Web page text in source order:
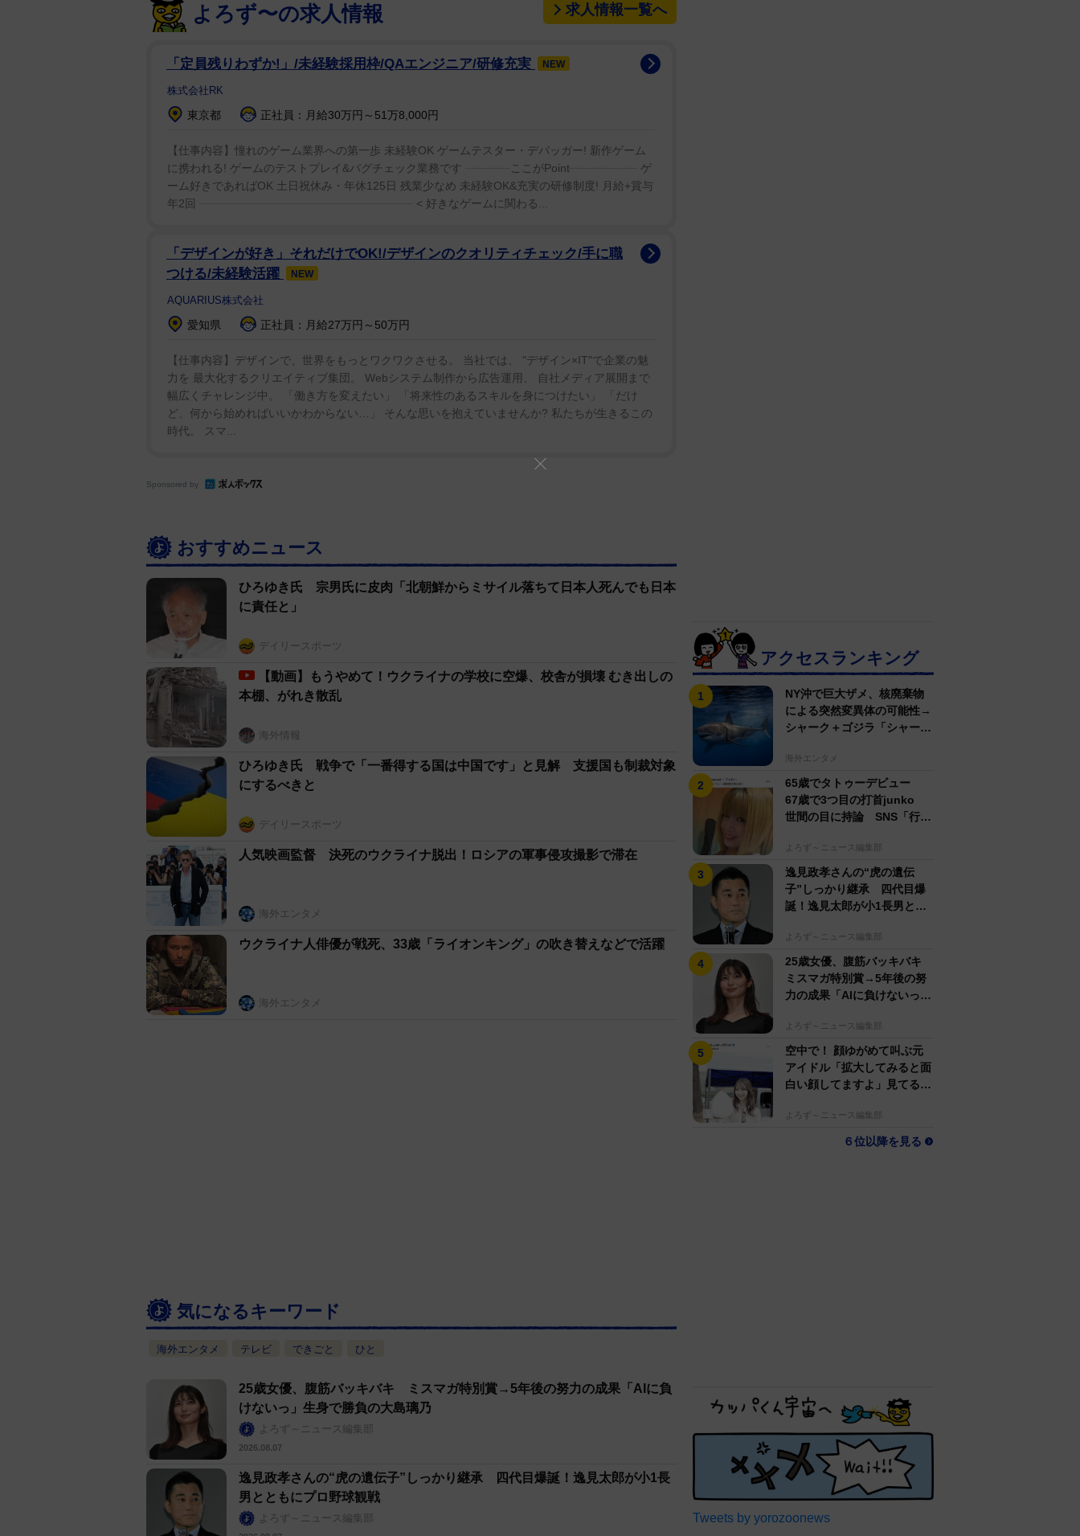
よろず〜の求人情報 求人情報一覧へ
「定員残りわずか!」/未経験採用枠/QAエンジニア/研修充実 NEW
株式会社RK
東京都 正社員：月給30万円～51万8,000円
【仕事内容】憧れのゲーム業界への第一歩 未経験OK ゲームテスター・デバッガー! 新作ゲーム
に携われる! ゲームのテストプレイ&バグチェック業務です ┈┈┈┈ここがPoint┈┈┈┈┈┈ ゲ
ーム好きであればOK 土日祝休み・年休125日 残業少なめ 未経験OK&充実の研修制度! 月給+賞与
年2回 ┈┈┈┈┈┈┈┈┈┈┈┈┈┈┈┈┈┈┈ < 好きなゲームに関わる...
「デザインが好き」それだけでOK!/デザインのクオリティチェック/手に職
つける/未経験活躍
NEW
AQUARIUS株式会社
愛知県 正社員：月給27万円～50万円
【仕事内容】デザインで、世界をもっとワクワクさせる。 当社では、 "デザイン×IT"で企業の魅
力を 最大化するクリエイティブ集団。 Webシステム制作から広告運用、 自社メディア展開まで
幅広くチャレンジ中。 「働き方を変えたい」 「将来性のあるスキルを身につけたい」 「だけ
ど、何から始めればいいかわからない…」 そんな思いを抱えていませんか? 私たちが生きるこの
時代。 スマ...
Sponsored by
おすすめニュース
ひろゆき氏 宗男氏に皮肉「北朝鮮からミサイル落ちて日本人死んでも日本
に責任と」
デイリースポーツ
【動画】もうやめて！ウクライナの学校に空爆、校舎が損壊 むき出しの
本棚、がれき散乱
海外情報
ひろゆき氏 戦争で「一番得する国は中国です」と見解 支援国も制裁対象
にするべきと
デイリースポーツ
人気映画監督 決死のウクライナ脱出！ロシアの軍事侵攻撮影で滞在
海外エンタメ
ウクライナ人俳優が戦死、33歳「ライオンキング」の吹き替えなどで活躍
海外エンタメ
気になるキーワード
海外エンタメ テレビ できごと ひと
25歳女優、腹筋バッキバキ ミスマガ特別賞→5年後の努力の成果「AIに負
けないっ」生身で勝負の大島璃乃
よろず～ニュース編集部
2026.08.07
逸見政孝さんの“虎の遺伝子”しっかり継承 四代目爆誕！逸見太郎が小1長
男とともにプロ野球観戦
よろず～ニュース編集部
アクセスランキング
NY沖で巨大ザメ、核廃棄物
による突然変異体の可能性→
シャーク＋ゴジラ「シャーク
海外エンタメ
65歳でタトゥーデビュー
67歳で3つ目の打首junko
世間の目に持論 SNS「行動
よろず～ニュース編集部
逸見政孝さんの“虎の遺伝
子”しっかり継承 四代目爆
誕！逸見太郎が小1長男とと
よろず～ニュース編集部
25歳女優、腹筋バッキバキ
ミスマガ特別賞→5年後の努
力の成果「AIに負けないっ」
よろず～ニュース編集部
空中で！ 顔ゆがめて叫ぶ元
アイドル「拡大してみると面
白い顔してますよ」見てるだ
よろず～ニュース編集部
６位以降を見る
Tweets by yorozoonews